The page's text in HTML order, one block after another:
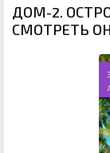
ДОМ-2.
СМОТРЕТЬ